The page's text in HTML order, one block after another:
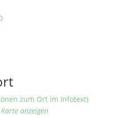
zum Ort im Infotext)
anzeigen